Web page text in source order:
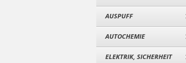
AUSPUFF
AUTOCHEMIE
ELEKTRIK, SICHERHEIT